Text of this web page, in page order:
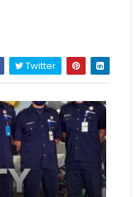
Twitter